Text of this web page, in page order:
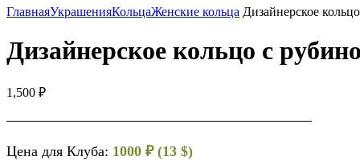
ГлавнаяУкрашенияКольцаЖенские кольца Дизайнерское
Дизайнерское кольцо с
1,500 ₽
Цена для Клуба: 1000 ₽ (13 $)